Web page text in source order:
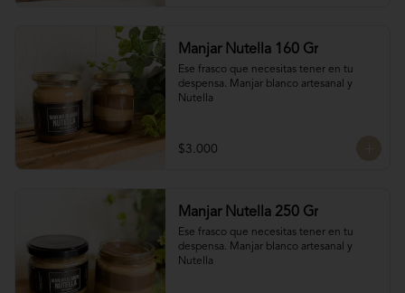
duración pero esto a la vez hace que sea
un sabor más suave y artesanal, más de
casa.
Manjar Nutella 160 Gr
Ese frasco que necesitas tener en tu
despensa. Manjar blanco artesanal y
Nutella
$3.000
Manjar Nutella 250 Gr
Ese frasco que necesitas tener en tu
despensa. Manjar blanco artesanal y
Nutella